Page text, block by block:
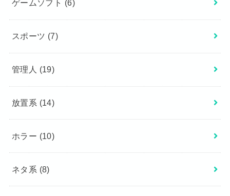
ゲームソフト (6)
スポーツ (7)
管理人 (19)
放置系 (14)
ホラー (10)
ネタ系 (8)